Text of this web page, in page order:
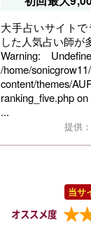
大手占いサイト
した人気占い師が
Warning:
/home/
content/themes/
ranking_five.php
...
提供
当サ
オススメ度